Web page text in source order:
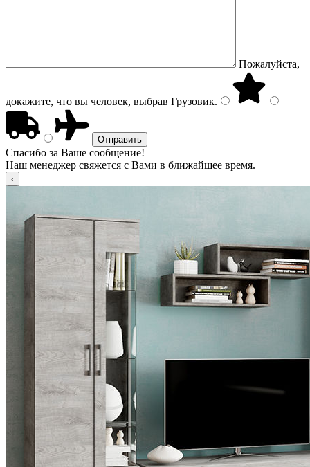
Пожалуйста,
докажите, что вы человек, выбрав Грузовик.
Спасибо за Ваше сообщение!
Наш менеджер свяжется с Вами в ближайшее время.